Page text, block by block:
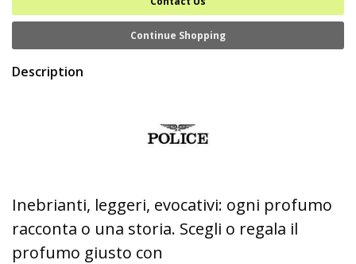
Continue Shopping
Description
Inebrianti, leggeri, evocativi: ogni profumo
racconta o una storia. Scegli o regala il
profumo giusto con